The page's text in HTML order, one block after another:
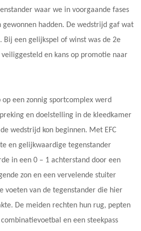
waar we in voorgaande fases
gewonnen hadden. De wedstrijd gaf wat
Bij een gelijkspel of winst was de 2e
en kans op promotie naar
een zonnig sportcomplex werd
en doelstelling in de kleedkamer
wedstrijd kon beginnen. Met EFC
en gelijkwaardige tegenstander
in een 0 – 1 achterstand door een
zon en een vervelende stuiter
voeten van de tegenstander die hier
De meiden rechten hun rug, pepten
en een steekpass